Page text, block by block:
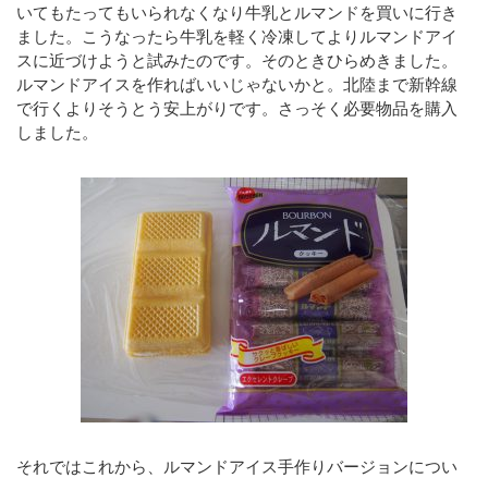
いてもたってもいられなくなり牛乳とルマンドを買いに行き
ました。こうなったら牛乳を軽く冷凍してよりルマンドアイ
スに近づけようと試みたのです。そのときひらめきました。
ルマンドアイスを作ればいいじゃないかと。北陸まで新幹線
で行くよりそうとう安上がりです。さっそく必要物品を購入
しました。
それではこれから、ルマンドアイス手作りバージョンについ